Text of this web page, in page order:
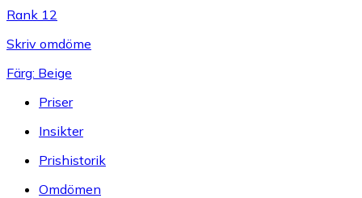
Rank 12
Skriv omdöme
Färg: Beige
Priser
Insikter
Prishistorik
Omdömen